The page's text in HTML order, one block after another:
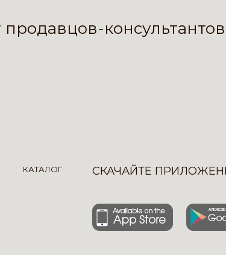
консультантов
КАТАЛОГ СКАЧАЙТЕ